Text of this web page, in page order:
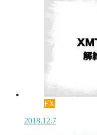
FX
2018.12.7